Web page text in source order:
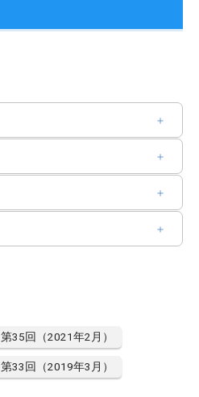
第35回（2021年2月）
第33回（2019年3月）